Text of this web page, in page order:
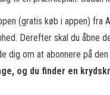
(gratis køb i appen) fra
Derefter skal du åbne
dig om at abonnere på
og du finder en